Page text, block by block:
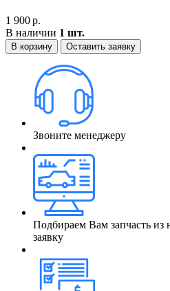
1 900р.
В наличии 1 шт.
В корзину Оставить заявку
Звоните менеджеру
Подбираем Вам запчасть
заявку